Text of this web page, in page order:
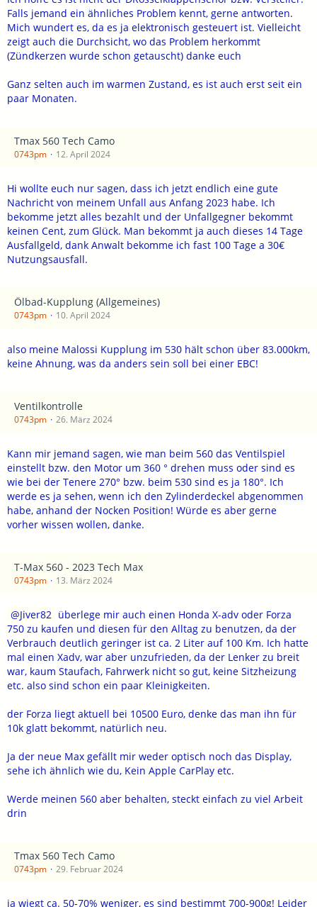
Falls jemand ein ähnliches Problem kennt, gerne antworten.
Mich wundert es, da es ja elektronisch gesteuert ist. Vielleicht
zeigt auch die Durchsicht, wo das Problem herkommt
(Zündkerzen wurde schon getauscht) danke euch
Ganz selten auch im warmen Zustand, es ist auch erst seit ein
paar Monaten.
Tmax 560 Tech Camo
0743pm 12. April 2024
Hi wollte euch nur sagen, dass ich jetzt endlich eine gute
Nachricht von meinem Unfall aus Anfang 2023 habe. Ich
bekomme jetzt alles bezahlt und der Unfallgegner bekommt
keinen Cent, zum Glück. Man bekommt ja auch dieses 14 Tage
Ausfallgeld, dank Anwalt bekomme ich fast 100 Tage a 30€
Nutzungsausfall.
Ölbad-Kupplung (Allgemeines)
0743pm 10. April 2024
also meine Malossi Kupplung im 530 hält schon über 83.000km,
keine Ahnung, was da anders sein soll bei einer EBC!
Ventilkontrolle
0743pm 26. März 2024
Kann mir jemand sagen, wie man beim 560 das Ventilspiel
einstellt bzw. den Motor um 360 ° drehen muss oder sind es
wie bei der Tenere 270° bzw. beim 530 sind es ja 180°. Ich
werde es ja sehen, wenn ich den Zylinderdeckel abgenommen
habe, anhand der Nocken Position! Würde es aber gerne
vorher wissen wollen, danke.
T-Max 560 - 2023 Tech Max
0743pm 13. März 2024
Jiver82 überlege mir auch einen Honda X-adv oder Forza
750 zu kaufen und diesen für den Alltag zu benutzen, da der
Verbrauch deutlich geringer ist ca. 2 Liter auf 100 Km. Ich hatte
mal einen Xadv, war aber unzufrieden, da der Lenker zu breit
war, kaum Staufach, Fahrwerk nicht so gut, keine Sitzheizung
etc. also sind schon ein paar Kleinigkeiten.
der Forza liegt aktuell bei 10500 Euro, denke das man ihn für
10k glatt bekommt, natürlich neu.
Ja der neue Max gefällt mir weder optisch noch das Display,
sehe ich ähnlich wie du, Kein Apple CarPlay etc.
Werde meinen 560 aber behalten, steckt einfach zu viel Arbeit
drin
Tmax 560 Tech Camo
0743pm 29. Februar 2024
ja wiegt ca. 50-70% weniger, es sind bestimmt 700-900g! Leider